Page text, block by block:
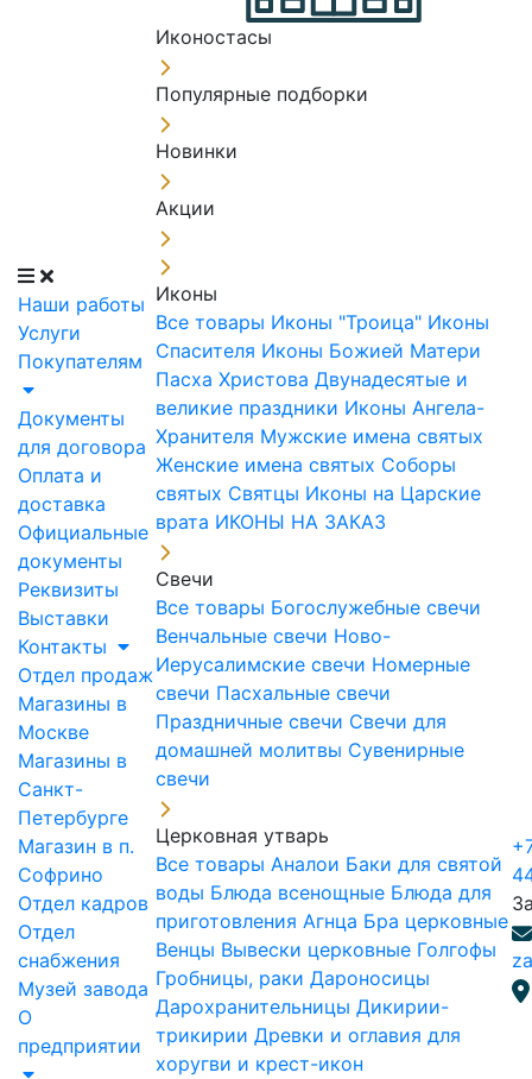
Наши работы
Услуги
Покупателям
Документы
для договора
Оплата и
доставка
Официальные
документы
Реквизиты
Выставки
Контакты
Отдел продаж
Магазины в
Москве
Магазины в
Санкт-
Петербурге
Магазин в п.
Софрино
Отдел кадров
Отдел
снабжения
Музей завода
О
предприятии
Иконостасы
Популярные подборки
Новинки
Акции
Иконы
Все товары Иконы "Троица" Иконы
Спасителя Иконы Божией Матери
Пасха Христова Двунадесятые и
великие праздники Иконы Ангела-
Хранителя Мужские имена святых
Женские имена святых Соборы
святых Святцы Иконы на Царские
врата ИКОНЫ НА ЗАКАЗ
Свечи
Все товары Богослужебные свечи
Венчальные свечи Ново-
Иерусалимские свечи Номерные
свечи Пасхальные свечи
Праздничные свечи Свечи для
домашней молитвы Сувенирные
свечи
Церковная утварь
Все товары Аналои Баки для святой
воды Блюда всенощные Блюда для
приготовления Агнца Бра церковные
Венцы Вывески церковные Голгофы
Гробницы, раки Дароносицы
Дарохранительницы Дикирии-
трикирии Древки и оглавия для
хоругви и крест-икон